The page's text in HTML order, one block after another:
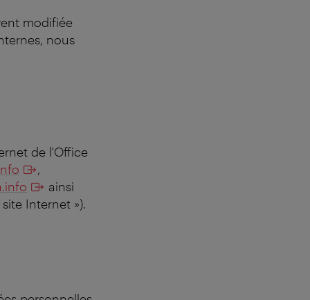
modifiée
nous
de l'Office
,
ainsi
Internet »).